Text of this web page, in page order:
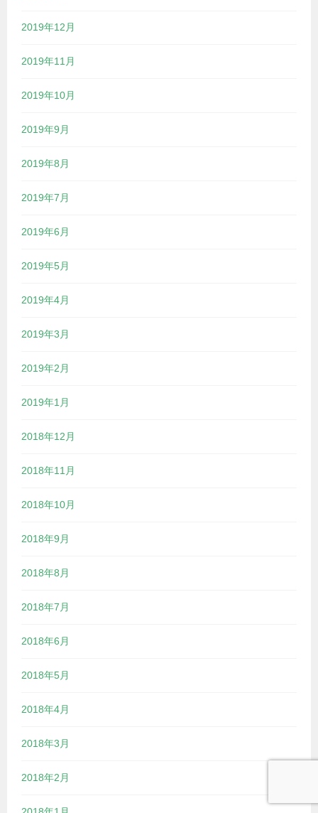
2019年12月
2019年11月
2019年10月
2019年9月
2019年8月
2019年7月
2019年6月
2019年5月
2019年4月
2019年3月
2019年2月
2019年1月
2018年12月
2018年11月
2018年10月
2018年9月
2018年8月
2018年7月
2018年6月
2018年5月
2018年4月
2018年3月
2018年2月